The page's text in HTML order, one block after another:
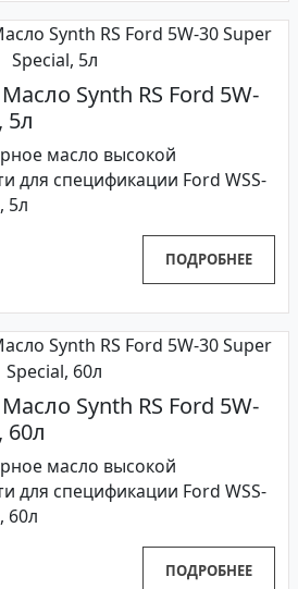
Synth RS Ford 5W-
5л
масло высокой
для спецификации Ford WSS-
5л
ПОДРОБНЕЕ
Synth RS Ford 5W-
60л
масло высокой
для спецификации Ford WSS-
60л
ПОДРОБНЕЕ